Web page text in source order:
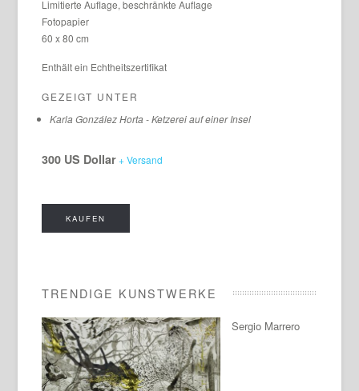
Limitierte Auflage, beschränkte Auflage
Fotopapier
60 x 80 cm
Enthält ein Echtheitszertifikat
GEZEIGT UNTER
Karla González Horta - Ketzerei auf einer Insel
300 US Dollar + Versand
KAUFEN
TRENDIGE KUNSTWERKE
Sergio Marrero